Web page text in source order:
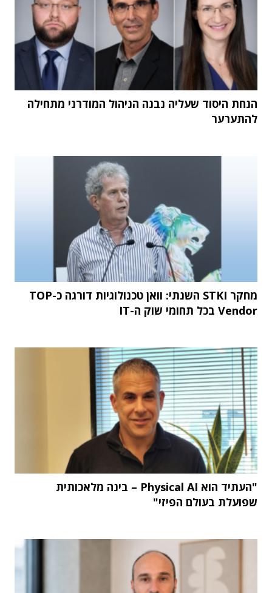
הנחת היסוד שעליה נבנה הניהול המודרני מתחילה
להתערער
מחקר STKI השנתי: וואן טכנולוגיות דורגה כ-TOP
Vendor בכל תחומי שוק ה-IT
"העתיד הוא Physical AI – בינה מלאכותית
שפועלת בעולם הפיזי"